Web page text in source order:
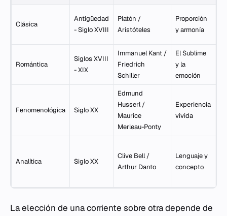
Clásica
Antigüedad
- Siglo XVIII
Platón /
Aristóteles
Proporción
y armonía
Romántica
Siglos XVIII
- XIX
Immanuel Kant /
Friedrich
Schiller
El Sublime
y la
emoción
Fenomenológica Siglo XX
Edmund
Husserl /
Maurice
Merleau-Ponty
Experiencia
vivida
Analítica Siglo XX
Clive Bell /
Arthur Danto
Lenguaje y
concepto
La elección de una corriente sobre otra depende de